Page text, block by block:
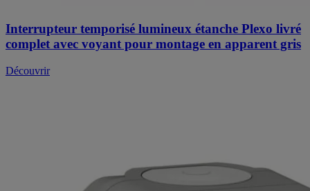
Interrupteur temporisé lumineux étanche Plexo livré
complet avec voyant pour montage en apparent gris
Découvrir